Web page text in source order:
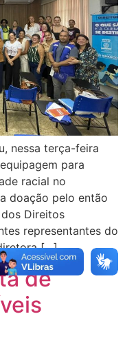
nessa terça-feira
para
racial no
doação pelo então
Direitos
representantes do
[…]
de